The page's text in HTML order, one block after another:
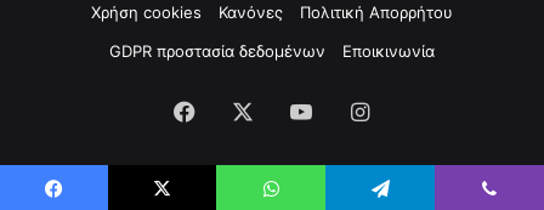
Χρήση cookies
Κανόνες
Πολιτική Απορρήτου
GDPR προστασία δεδομένων
Εποικινωνία
Facebook YouTubeInstagram